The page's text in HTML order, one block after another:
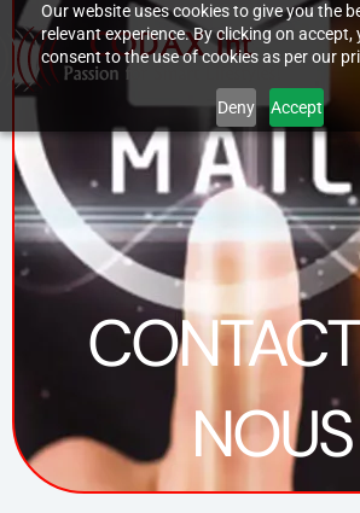
Our website uses cookies to give you the
relevant experience. By clicking on accept,
consent to the use of cookies as per our
Deny Accept
Skip
to
content
NOUS